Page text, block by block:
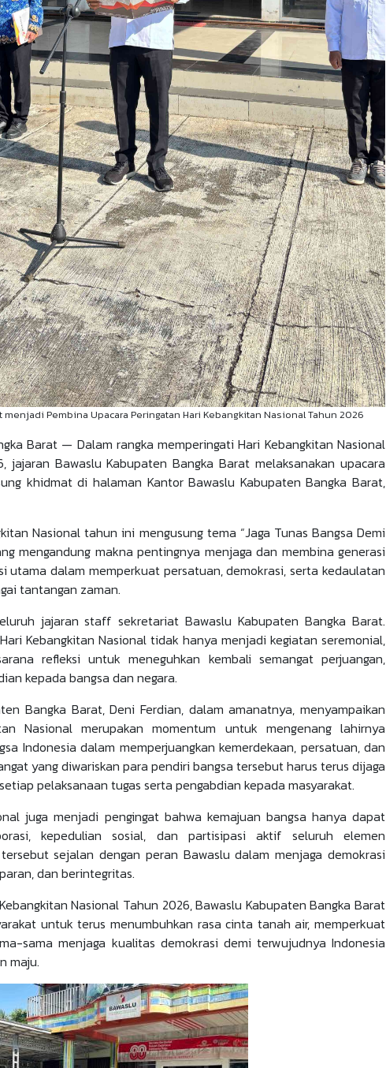
menjadi Pembina Upacara Peringatan Hari Kebangkitan Nasional Tahun 2026
Barat — Dalam rangka memperingati Hari Kebangkitan Nasional
jajaran Bawaslu Kabupaten Bangka Barat melaksanakan upacara
khidmat di halaman Kantor Bawaslu Kabupaten Bangka Barat,
Nasional tahun ini mengusung tema “Jaga Tunas Bangsa Demi
mengandung makna pentingnya menjaga dan membina generasi
utama dalam memperkuat persatuan, demokrasi, serta kedaulatan
tantangan zaman.
jajaran staff sekretariat Bawaslu Kabupaten Bangka Barat.
Kebangkitan Nasional tidak hanya menjadi kegiatan seremonial,
refleksi untuk meneguhkan kembali semangat perjuangan,
kepada bangsa dan negara.
Bangka Barat, Deni Ferdian, dalam amanatnya, menyampaikan
Nasional merupakan momentum untuk mengenang lahirnya
Indonesia dalam memperjuangkan kemerdekaan, persatuan, dan
yang diwariskan para pendiri bangsa tersebut harus terus dijaga
pelaksanaan tugas serta pengabdian kepada masyarakat.
juga menjadi pengingat bahwa kemajuan bangsa hanya dapat
kepedulian sosial, dan partisipasi aktif seluruh elemen
sejalan dengan peran Bawaslu dalam menjaga demokrasi
dan berintegritas.
Nasional Tahun 2026, Bawaslu Kabupaten Bangka Barat
untuk terus menumbuhkan rasa cinta tanah air, memperkuat
sama menjaga kualitas demokrasi demi terwujudnya Indonesia
maju.